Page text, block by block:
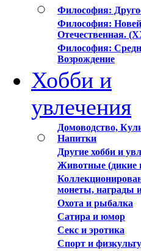
Философия:
Философия:
Отечественная.
Философия:
Возрождение
Хобби и
увлечения
Домоводство,
Напитки
Другие хобби и
Животные (дикие
монеты, награды
Охота и рыбалка
Сатира и юмор
Секс и эротика
Спорт и